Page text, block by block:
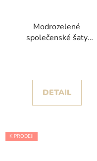
Modrozelené
společenské šaty
DETAIL
K PRODEJI